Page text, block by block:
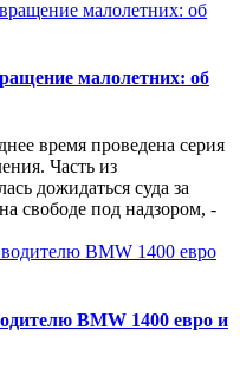
малолетних: об
время проведена серия
Часть из
дожидаться суда за
свободе под надзором, -
BMW 1400 евро и